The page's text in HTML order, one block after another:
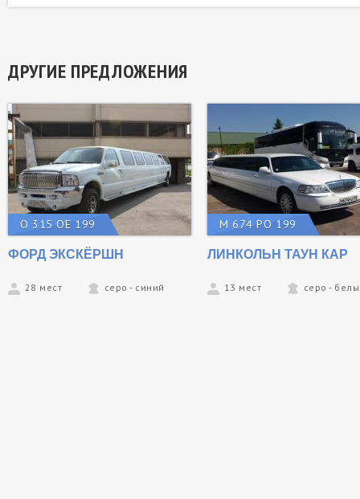
ДРУГИЕ ПРЕДЛОЖЕНИЯ
О 315 ОЕ 199
ФОРД ЭКСКЁРШН
28 мест серо - синий
М 674 РО 199
ЛИНКОЛЬН ТАУН КАР
13 мест серо -